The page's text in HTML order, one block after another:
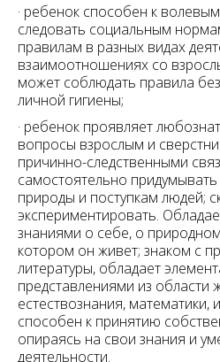
· ребенок способен к
следовать социальным
правилам в разных видах
взаимоотношениях со
может соблюдать правила
личной гигиены;
· ребенок проявляет
вопросы взрослым и
причинно-следственными
самостоятельно
природы и поступкам людей;
экспериментировать.
знаниями о себе, о
котором он живет; знаком с
литературы, обладает
представлениями из области
естествознания, математики,
способен к принятию
опираясь на свои знания и
деятельности.